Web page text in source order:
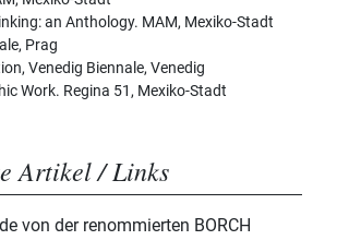
an Anthology. MAM, Mexiko-Stadt
Prag
Venedig Biennale, Venedig
Work. Regina 51, Mexiko-Stadt
Artikel / Links
von der renommierten BORCH